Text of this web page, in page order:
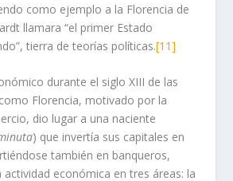
como ejemplo a la Florencia de
llamara “el primer Estado
tierra de teorías políticas.[11]
durante el siglo XIII de las
Florencia, motivado por la
dio lugar a una naciente
) que invertía sus capitales en
también en banqueros,
actividad económica en tres áreas: la